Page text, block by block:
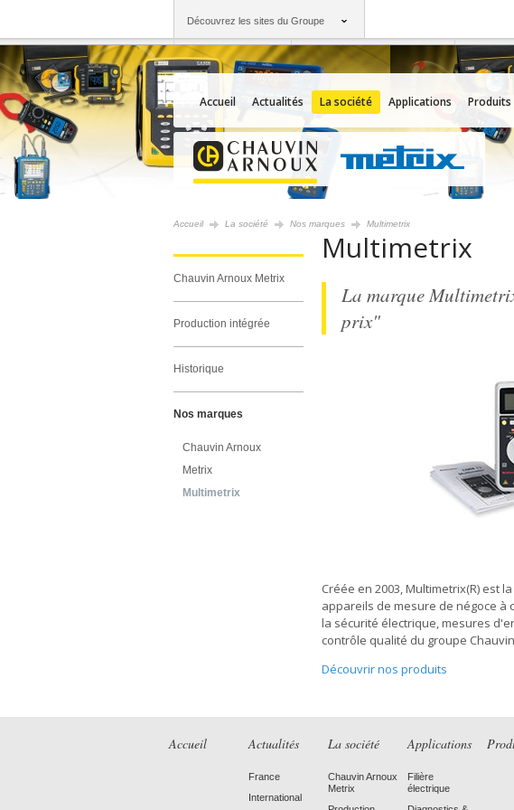
Découvrez les sites du Groupe
Groupe
Chauvin Arnoux
Sociétés
Une offre à votre service
Nos
Accueil Actualités La société Applications Produits
Accueil La société Nos marques Multimetrix
Chauvin Arnoux Metrix
Production intégrée
Historique
Nos marques
Chauvin Arnoux
Metrix
Multimetrix
Multimetrix
La marque
prix"
Créée en 2003, Multimetrix(R) est
appareils de mesure de négoce à
la sécurité électrique, mesures
contrôle qualité du groupe
Découvrir nos produits
Accueil Actualités
France
International
La société
Chauvin Arnoux
Metrix
Applications
Filière
électrique